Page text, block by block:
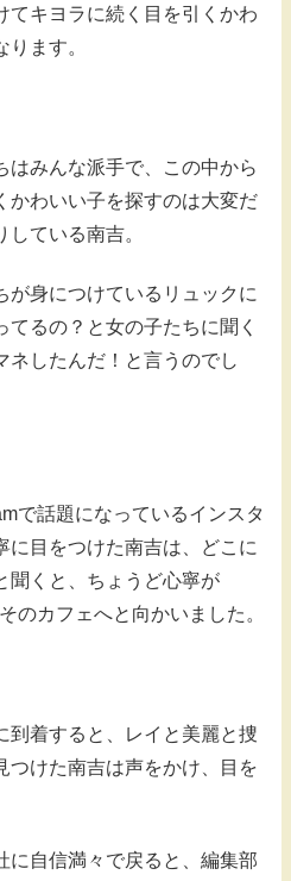
てキヨラに続く目を引くかわ
ます。
はみんな派手で、この中から
かわいい子を探すのは大変だ
ている南吉。
が身につけているリュックに
てるの？と女の子たちに聞く
ネしたんだ！と言うのでし
で話題になっているインスタ
に目をつけた南吉は、どこに
聞くと、ちょうど心寧が
のカフェへと向かいました。
到着すると、レイと美麗と捜
つけた南吉は声をかけ、目を
に自信満々で戻ると、編集部